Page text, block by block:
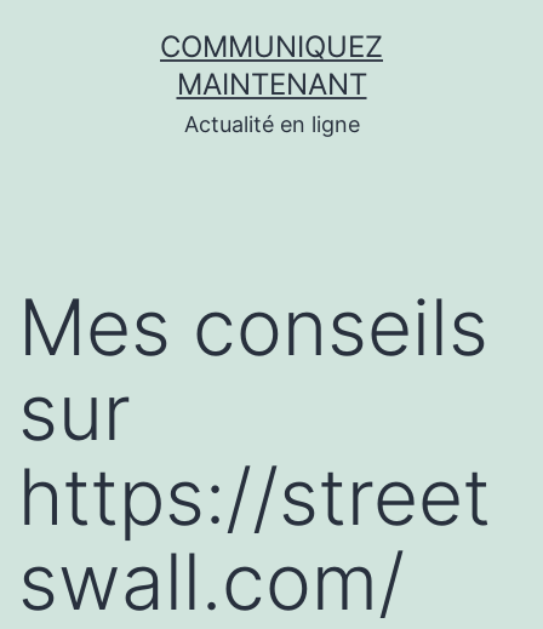
COMMUNIQUEZ
MAINTENANT
Actualité en ligne
Mes conseils
sur
https://street
swall.com/